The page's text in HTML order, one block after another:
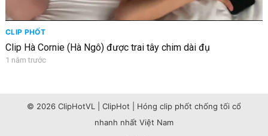
CLIP PHỐT
Clip Hà Cornie (Hà Ngô) được trai tây chim dài đụ
1 năm trước
© 2026 ClipHotVL | ClipHot | Hóng clip phốt chống tối cổ
nhanh nhất Việt Nam